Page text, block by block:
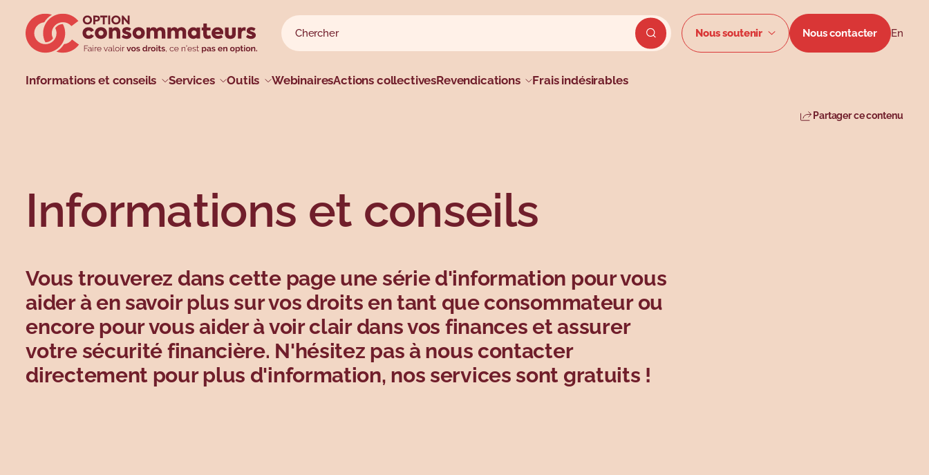
Rechercher sur le site
Rechercher
Envoyer la recherche du site
Menu
Nous soutenir Nous contacter En
Menu principal
Informations et conseils Services Outils WebinairesActions collectivesRevendications Frais indésirables
Partager ce contenu
Informations et conseils
Vous trouverez dans cette page une série d'information pour vous
aider à en savoir plus sur vos droits en tant que consommateur ou
encore pour vous aider à voir clair dans vos finances et assurer
votre sécurité financière. N'hésitez pas à nous contacter
directement pour plus d'information, nos services sont gratuits !